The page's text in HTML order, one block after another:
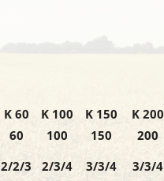
K 60 K 100 K 150 K 200
60 100 150 200
2/2/3 2/3/4 3/3/4 3/3/4